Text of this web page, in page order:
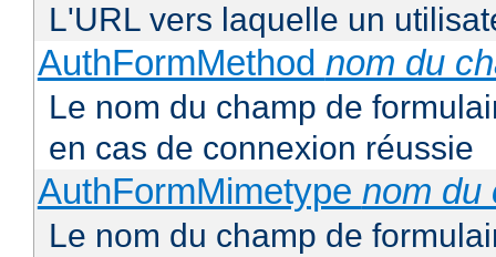
L'URL vers laquelle un
AuthFormMethod nom du
Le nom du champ de
en cas de connexion réussie
AuthFormMimetype nom du
Le nom du champ de